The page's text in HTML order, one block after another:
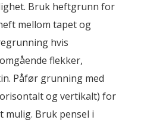
Bruk heftgrunn for
mellom tapet og
hvis
flekker,
Påfør grunning med
og vertikalt) for
Bruk pensel i